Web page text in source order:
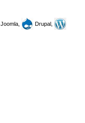
Joomla,
Drupal,